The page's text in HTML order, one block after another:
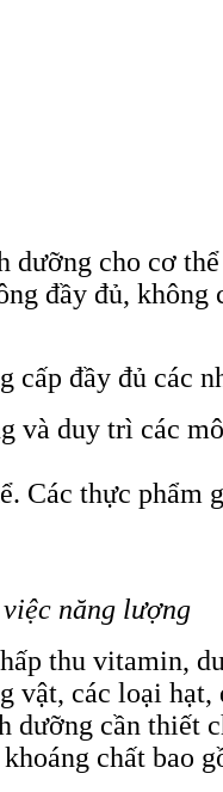
dưỡng cho cơ
đầy đủ,
cấp đầy đủ các
và duy trì các
Các thực phẩm
năng lượng
thu vitamin,
vật, các loại hạt,
cần thiết
chất bao